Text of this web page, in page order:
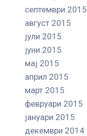
септември 2015
август 2015
јули 2015
јуни 2015
мај 2015
април 2015
март 2015
февруари 2015
јануари 2015
декември 2014